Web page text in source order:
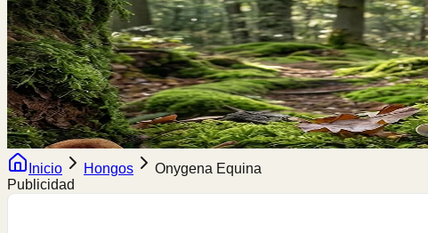
Inicio Hongos
Onygena Equina
Publicidad